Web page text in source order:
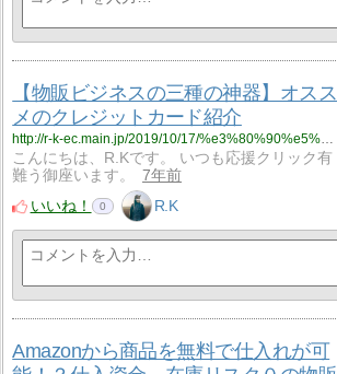
【物販ビジネスの三種の神器】オスス
メのクレジットカード紹介
こんにちは、R.Kです。 いつも応援クリック有
難う御座います。
7年前
いいね！
0 R.K
Amazonから商品を無料で仕入れが可